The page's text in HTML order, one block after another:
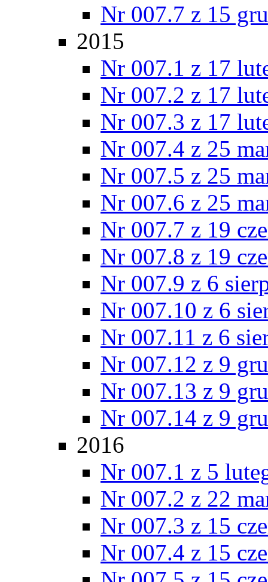
Nr 007.7 z 15
2015
Nr 007.1 z 17
Nr 007.2 z 17
Nr 007.3 z 17
Nr 007.4 z 25
Nr 007.5 z 25
Nr 007.6 z 25
Nr 007.7 z 19
Nr 007.8 z 19
Nr 007.9 z 6
Nr 007.10 z 6
Nr 007.11 z 6
Nr 007.12 z 9
Nr 007.13 z 9
Nr 007.14 z 9
2016
Nr 007.1 z 5
Nr 007.2 z 22
Nr 007.3 z 15
Nr 007.4 z 15